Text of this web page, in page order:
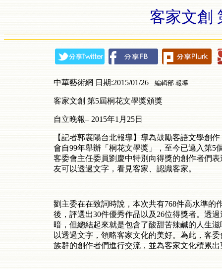
客家文創
中華藝術網 日期:2015/01/26 編輯部 報導
客家文創 第5屆桐花文學獎頒獎
自立晚報–2015年1 月 25日
【記者郭襄陽台北報導】導為鼓勵客語文學創
會自99年舉辦「桐花文學獎」，至今已邁入第5
客委會主任委員劉慶中特別向得獎的創作者們
友可以透過文字，看見客家、認識客家。
劉主委在在致詞時說，本次共有768件高水準的
後，評選出30件優秀作品以及 26位得獎者。透
暗，但總結起來就是包含了酸甜苦辣鹹的人生
以透過文字，領略客家文化的美好。為此，客
族群的創作者們進行交流，並為客家文化積累